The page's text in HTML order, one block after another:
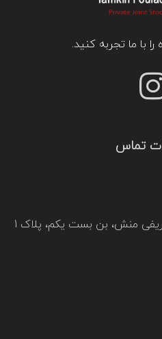
تماس
شریفی منش، بن بست یکم، پلاک 1
با ما تجربه کنید.